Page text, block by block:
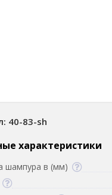
40-83-sh
характеристики
шампура в (мм)